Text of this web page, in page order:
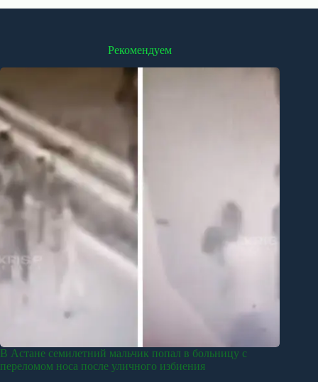
Рекомендуем
В Астане семилетний мальчик попал в больницу с
переломом носа после уличного избиения